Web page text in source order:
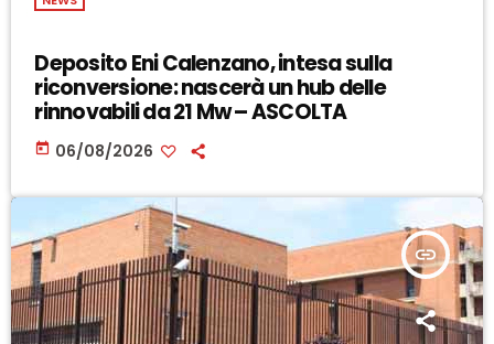
Deposito Eni Calenzano, intesa sulla
riconversione: nascerà un hub delle
rinnovabili da 21 Mw – ASCOLTA
today 06/08/2026
insert_link